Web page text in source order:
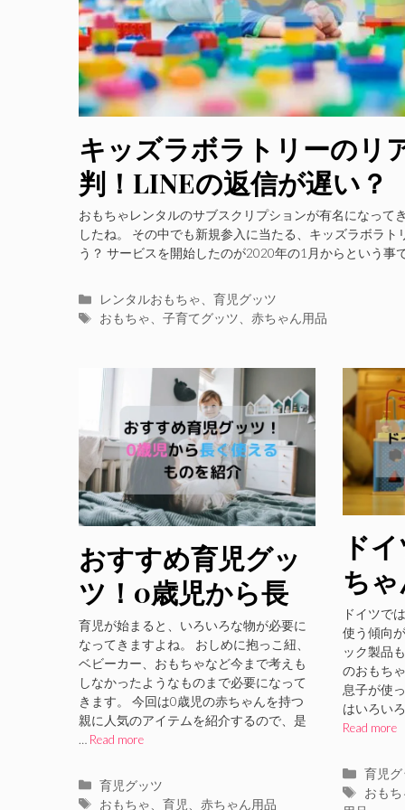
キッズラボラトリーのリ
判！LINEの返信が遅い？
おもちゃレンタルのサブスクリプションが有名になって
したね。 その中でも新規参入に当たる、キッズラボラト
う？ サービスを開始したのが2020年の1月からという事
カ
テ
レンタルおもちゃ 、育児グッツ
タ
おもちゃ 、子育てグッツ 、赤ちゃん用品
おすすめ育児グッ
ツ！0歳児から長
く使えるもの13選
育児が始まると、いろいろな物が必要に
なってきますよね。 おしめに抱っこ紐、
ベビーカー、おもちゃなど今まで考えも
しなかったようなものまで必要になって
きます。 今回は0歳児の赤ちゃんを持つ
親に人気のアイテムを紹介するので、是
… Read more
カ
テ
育児グッツ
タ
おもちゃ 、育児 、赤ちゃん用品
ド
ち
育
ドイツで
使う傾向
ック製品
のおもち
息子が使
はいろい
Read more
カ
テ
育児グ
タ
おもち